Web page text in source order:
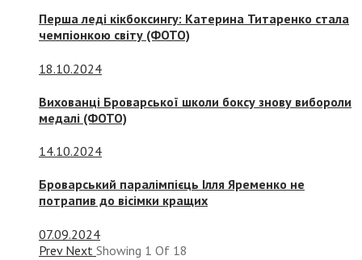
Перша леді кікбоксингу: Катерина Титаренко стала
чемпіонкою світу (ФОТО)
18.10.2024
Вихованці Броварської школи боксу знову вибороли
медалі (ФОТО)
14.10.2024
Броварський паралімпієць Ілля Яременко не
потрапив до вісімки кращих
07.09.2024
Prev Next Showing 1 Of 18